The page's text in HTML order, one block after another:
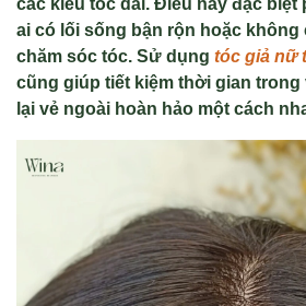
các kiểu tóc dài. Điều này đặc
ai có lối sống bận rộn hoặc không
chăm sóc tóc. Sử dụng tóc giả nữ
cũng giúp tiết kiệm thời gian trong
lại vẻ ngoài hoàn hảo một cách